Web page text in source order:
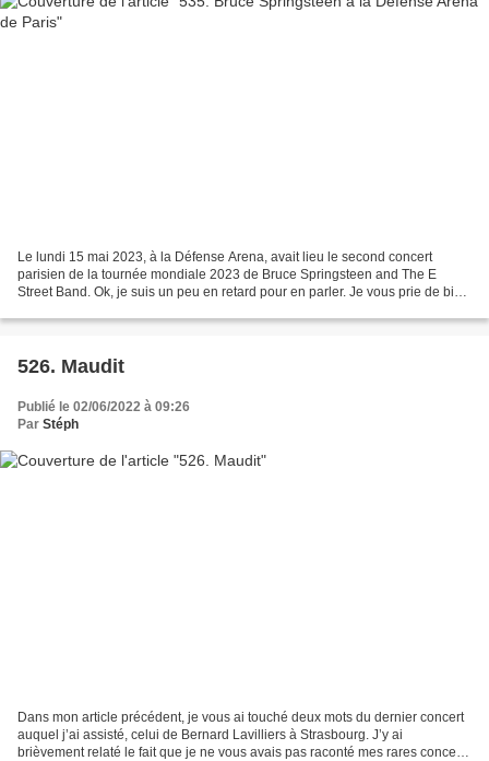
Le lundi 15 mai 2023, à la Défense Arena, avait lieu le second concert
parisien de la tournée mondiale 2023 de Bruce Springsteen and The E
Street Band. Ok, je suis un peu en retard pour en parler. Je vous prie de bien
526. Maudit
Publié le 02/06/2022 à 09:26
Par Stéph
Dans mon article précédent, je vous ai touché deux mots du dernier concert
auquel j’ai assisté, celui de Bernard Lavilliers à Strasbourg. J’y ai
brièvement relaté le fait que je ne vous avais pas raconté mes rares concerts